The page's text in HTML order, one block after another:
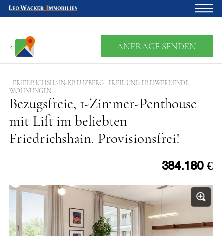
Startseite
Für Eigentümer
Über uns
Blog
Projektentwicklung
Kreditrechner
Widerruf
ANFRAGE SENDEN
- FRIEDRICHSHAIN-KREUZBERG , FREIE UND FREIWERDENDE
WOHNUNGEN
Bezugsfreie, 1-Zimmer-Penthouse
mit Lift im beliebten
Friedrichshain. Provisionsfrei!
384.180 €